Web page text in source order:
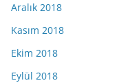
Aralık 2018
Kasım 2018
Ekim 2018
Eylül 2018